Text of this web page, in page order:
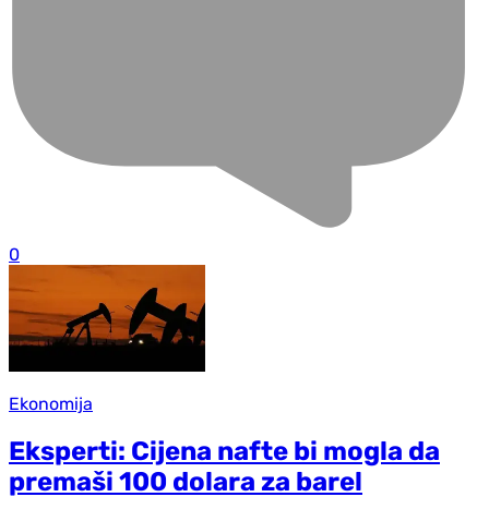
0
Ekonomija
Eksperti: Cijena nafte bi mogla da
premaši 100 dolara za barel